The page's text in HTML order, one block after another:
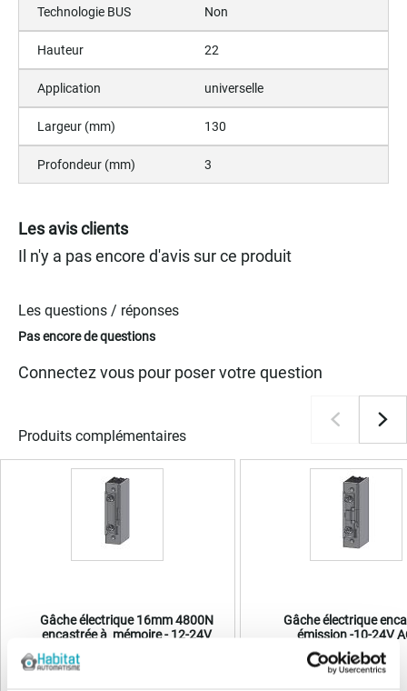
Technologie BUS Non
Hauteur 22
Application universelle
Largeur (mm) 130
Profondeur (mm) 3
Les avis clients
Il n'y a pas encore d'avis sur ce produit
Les questions / réponses
Pas encore de questions
Connectez vous pour poser votre question
Produits complémentaires
Gâche électrique 16mm 4800N
encastrée à mémoire - 12-24V
Gâche électrique
émission -10-24V